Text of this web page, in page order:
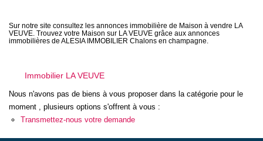
NOTRE AGENCE
CONTACT
Créer une alerte
Sur notre site consultez les annonces immobilière de Maison à vendre LA
VEUVE. Trouvez votre Maison sur LA VEUVE grâce aux annonces
immobilières de ALESIA IMMOBILIER Chalons en champagne.
Immobilier LA VEUVE
Nous n'avons pas de biens à vous proposer dans la catégorie pour le
moment , plusieurs options s'offrent à vous :
Transmettez-nous votre demande